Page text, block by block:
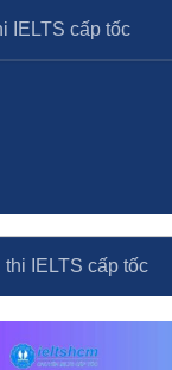
IELTS cấp tốc
thi IELTS cấp tốc